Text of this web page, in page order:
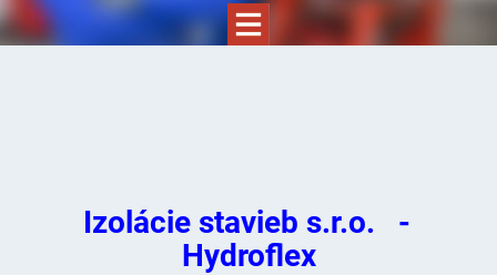
Izolácie stavieb s.r.o. -
Hydroflex